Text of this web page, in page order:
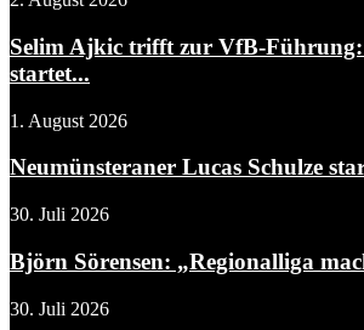
Selim Ajkic trifft zur VfB-
startet...
1. August 2026
Neumünsteraner Lucas Schulze
30. Juli 2026
Björn Sörensen: „Regionalliga
30. Juli 2026